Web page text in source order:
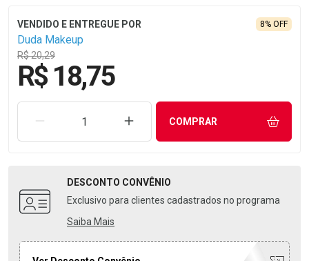
Duda Makeup
R$ 20,29
8% OFF
R$ 18,75
REMOVER UMA UNIDADEAUMENTAR UMA UNIDADE
COMPRAR
DESCONTO CONVÊNIO
Exclusivo para clientes cadastrados no programa
Saiba Mais